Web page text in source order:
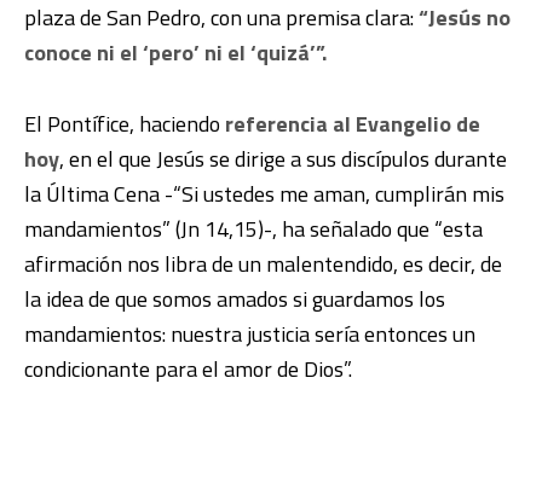
plaza de San Pedro, con una premisa clara:“Jesús no
conoce ni el ‘pero’ ni el ‘quizá’”.
El Pontífice, haciendo referencia al Evangelio de
hoy, en el que Jesús se dirige a sus discípulos durante
la Última Cena -“Si ustedes me aman, cumplirán mis
mandamientos” (Jn 14,15)-, ha señalado que “esta
afirmación nos libra de un malentendido, es decir, de
la idea de que somos amados si guardamos los
mandamientos: nuestra justicia sería entonces un
condicionante para el amor de Dios”.